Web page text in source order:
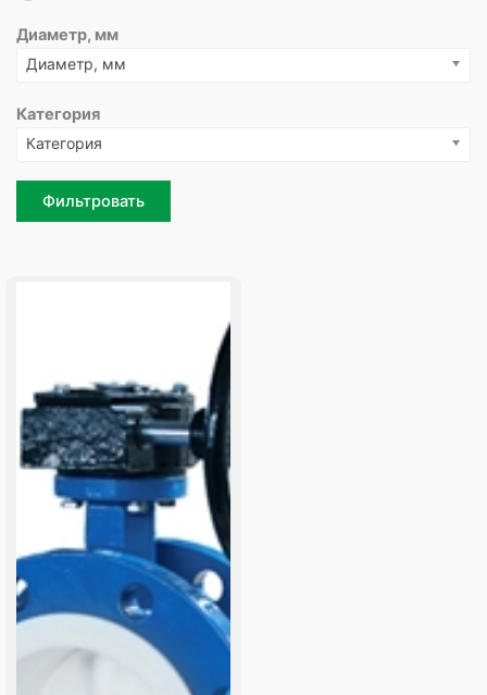
Диаметр, мм
Диаметр, мм
Категория
Категория
Фильтровать